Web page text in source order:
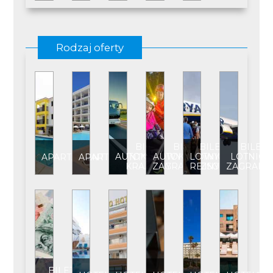
Rodzaj oferty
APARTAMENTAPARTAMENT****
BILET
AUTOKAROWY
KRAJOWY
BILET
AUTOKAROWY
ZAGRANICZNY
BILET
LOTNICZY
REJSOWY
BILET
BILET